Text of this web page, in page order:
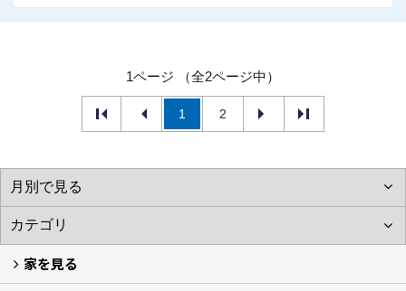
1ページ （全2ページ中）
1 2
家を見る